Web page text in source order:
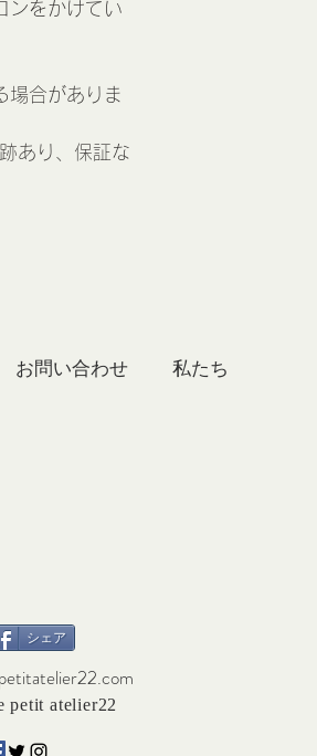
ンをかけてい
場合がありま
あり、保証な
お問い合わせ
シェア
petit atelier22